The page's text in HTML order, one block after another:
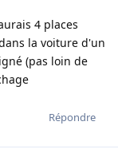
4 places
la voiture d'un
(pas loin de
Répondre